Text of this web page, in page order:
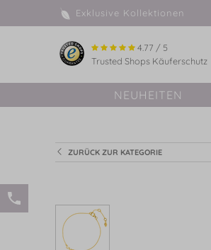
Exklusive Kollektionen
4.77 / 5
Trusted Shops Käuferschutz
NEUHEITEN
ZURÜCK ZUR KATEGORIE